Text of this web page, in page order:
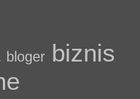
bloger biznis